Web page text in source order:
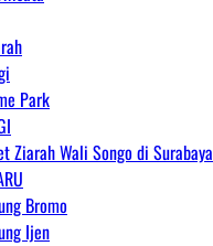
Park
Ziarah Wali Songo di Surabaya
Bromo
Ijen